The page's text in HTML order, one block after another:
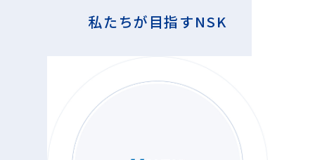
私たちが目指すNSK